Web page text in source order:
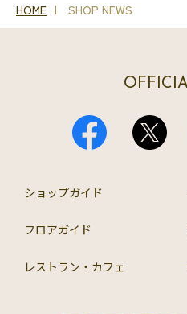
HOME SHOP NEWS
ショップガイド
フロアガイド
レストラン・カフェ